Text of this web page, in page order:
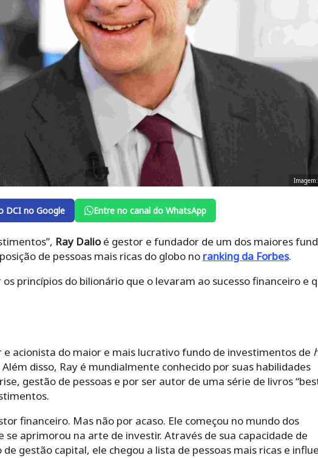
DCI no Google Entre no canal do WhatsApp
Ray Dalioé gestor e fundador de um dos maiores
de pessoas mais ricas do globo no ranking da Forbes.
princípios do bilionário que o levaram ao sucesso financeiro e
acionista do maior e mais lucrativo fundo de investimentos de
disso, Ray é mundialmente conhecido por suas habilidades
gestão de pessoas e por ser autor de uma série de livros
financeiro. Mas não por acaso. Ele começou no mundo dos
se aprimorou na arte de investir. Através de sua capacidade de
gestão capital, ele chegou a lista de pessoas mais ricas e